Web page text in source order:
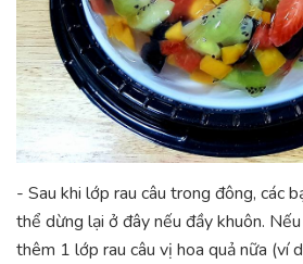
- Sau khi lớp rau câu trong đông, các
thể dừng lại ở đây nếu đầy khuôn.
thêm 1 lớp rau câu vị hoa quả nữa (ví